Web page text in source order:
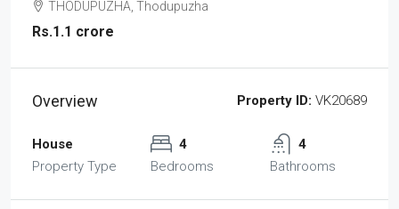
THODUPUZHA, Thodupuzha
Rs.1.1 crore
Overview Property ID: VK20689
House
Property Type
4
Bedrooms
4
Bathrooms